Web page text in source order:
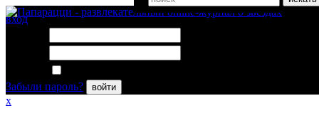
вход
Забыли пароль?
войти
x